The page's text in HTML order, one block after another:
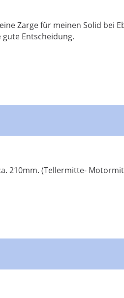
Zarge für meinen Solid bei
Entscheidung.
210mm. (Tellermitte-